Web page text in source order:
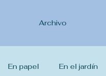
Archivo
En papel En el jardín